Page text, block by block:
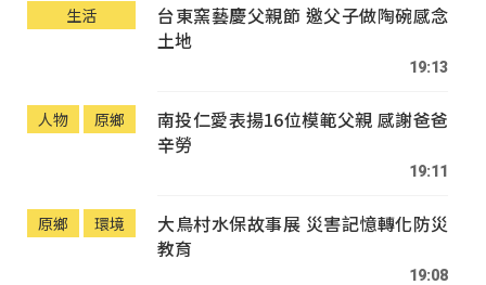
生活
台東窯藝慶父親節 邀父子做陶碗感念
土地
19:13
人物 原鄉
南投仁愛表揚16位模範父親 感謝爸爸
辛勞
19:11
原鄉 環境
大鳥村水保故事展 災害記憶轉化防災
教育
19:08